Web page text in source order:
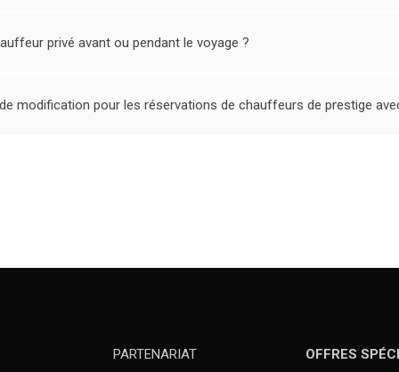
privé avant ou pendant le voyage ?
modification pour les réservations de chauffeurs de prestige
PARTENARIAT OFFRES